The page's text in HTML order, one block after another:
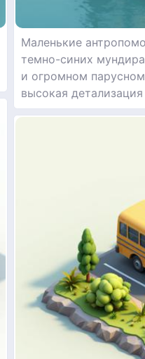
Маленькие
темно-синих
и огромном
высокая детализация